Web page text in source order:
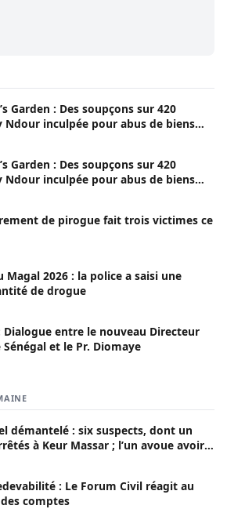
Garden : Des soupçons sur 420
Ndour inculpée pour abus de biens
Garden : Des soupçons sur 420
Ndour inculpée pour abus de biens
de pirogue fait trois victimes ce
Magal 2026 : la police a saisi une
de drogue
Dialogue entre le nouveau Directeur
et le Pr. Diomaye
démantelé : six suspects, dont un
à Keur Massar ; l’un avoue avoir
2018
: Le Forum Civil réagit au
comptes